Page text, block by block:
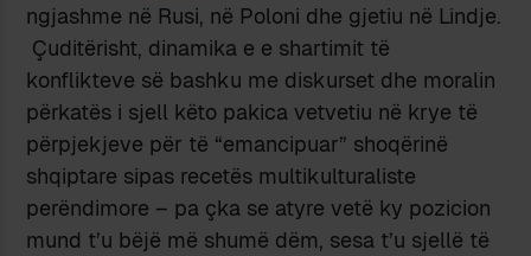
ngjashme në Rusi, në Poloni dhe gjetiu në Lindje.
Çuditërisht, dinamika e e shartimit të
konflikteve së bashku me diskurset dhe moralin
përkatës i sjell këto pakica vetvetiu në krye të
përpjekjeve për të “emancipuar” shoqërinë
shqiptare sipas recetës multikulturaliste
perëndimore – pa çka se atyre vetë ky pozicion
mund t’u bëjë më shumë dëm, sesa t’u sjellë të